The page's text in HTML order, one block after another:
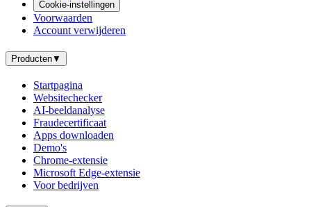
Cookie-instellingen
Voorwaarden
Account verwijderen
Producten▼
Startpagina
Websitechecker
AI-beeldanalyse
Fraudecertificaat
Apps downloaden
Demo's
Chrome-extensie
Microsoft Edge-extensie
Voor bedrijven